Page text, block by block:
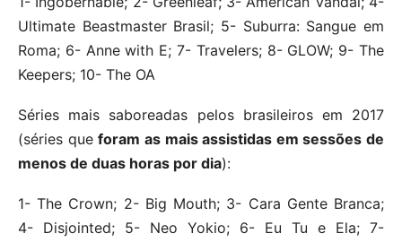
Ultimate Beastmaster Brasil; 5- Suburra: Sangue em
Roma; 6- Anne with E; 7- Travelers; 8- GLOW; 9- The
Keepers; 10- The OA
Séries mais saboreadas pelos brasileiros em 2017
(séries queforam as mais assistidas em sessões de
menos de duas horas por dia):
1- The Crown; 2- Big Mouth; 3- Cara Gente Branca;
4- Disjointed; 5- Neo Yokio; 6- Eu Tu e Ela; 7-